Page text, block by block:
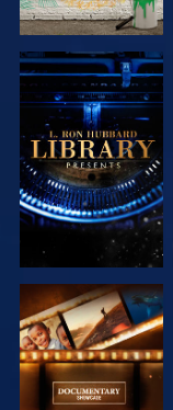
DÉCOUVRIR
LES SÉRIES
DÉCOUVRIR
LES SÉRIES